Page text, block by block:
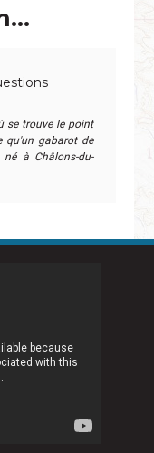
se trouve le point
qu'un gabarot de
à Châlons-du-